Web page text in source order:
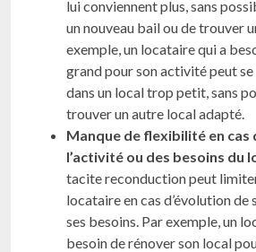
lui conviennent plus, sans
un nouveau bail ou de trouver
exemple, un locataire qui a
grand pour son activité peut
dans un local trop petit, sans
trouver un autre local adapté.
Manque de flexibilité en cas
l’activité ou des besoins du
tacite reconduction peut
locataire en cas d’évolution de
ses besoins. Par exemple, un
besoin de rénover son local